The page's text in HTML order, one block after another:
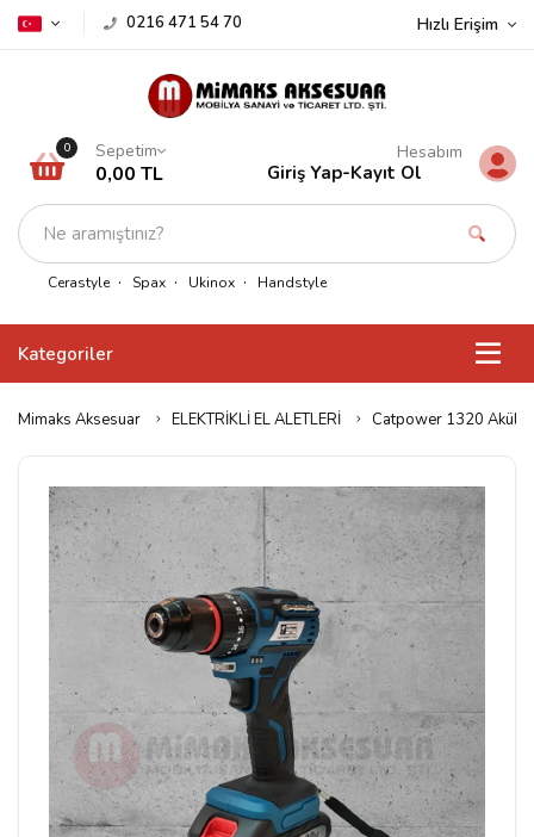
0216 471 54 70 Hızlı Erişim
Cerastyle Spax Ukinox Handstyle
0 Sepetim
0,00 TL
Hesabım
Giriş Yap-Kayıt Ol
Kategoriler
Mimaks Aksesuar ELEKTRİKLİ EL ALETLERİ Catpower 1320 Akülü